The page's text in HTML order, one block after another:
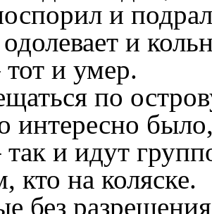
и
и
и умер.
по
интересно
и идут
кто на коляске.
без